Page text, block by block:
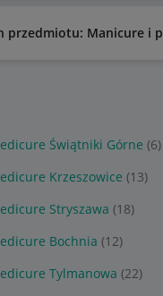
przedmiotu: Manicure i
Świątniki Górne (6)
Krzeszowice (13)
Stryszawa (18)
Bochnia (12)
Tylmanowa (22)